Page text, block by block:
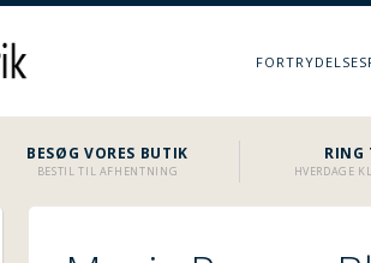
BESØG VORES BUTIK
BESTIL TIL AFHENTNING
RING
HVERDAGE